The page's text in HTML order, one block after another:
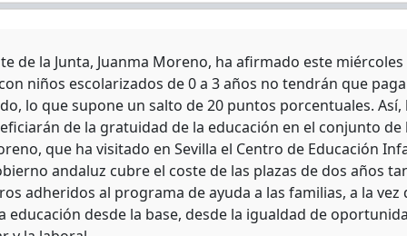
de la Junta, Juanma Moreno, ha afirmado este
niños escolarizados de 0 a 3 años no tendrán que
lo que supone un salto de 20 puntos porcentuales.
de la gratuidad de la educación en el conjunto
que ha visitado en Sevilla el Centro de Educación
andaluz cubre el coste de las plazas de dos años
adheridos al programa de ayuda a las familias, a la
educación desde la base, desde la igualdad de